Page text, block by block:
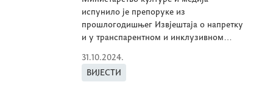
испунило је препоруке из
прошлогодишњег Извјештаја о напретку
и у транспарентном и инклузивном
31.10.2024.
ВИЈЕСТИ